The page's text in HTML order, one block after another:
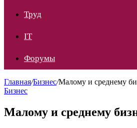
Труд
IT
Форумы
Главная/Бизнес/Малому и среднему
Бизнес
Малому и среднему